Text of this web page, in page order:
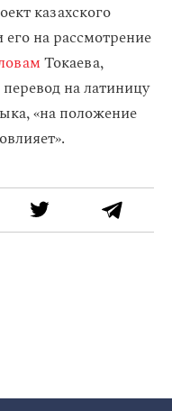
казахского
на рассмотрение
Токаева,
на латиницу
«на положение